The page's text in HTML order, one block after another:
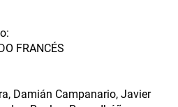
FRANCÉS
Damián Campanario, Javier